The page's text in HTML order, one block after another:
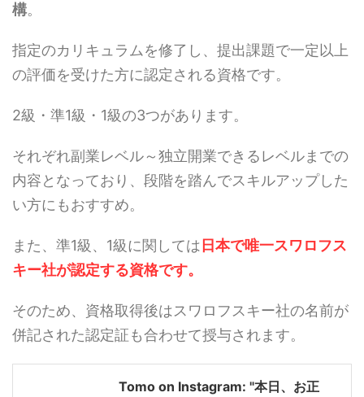
構。
指定のカリキュラムを修了し、提出課題で一定以上
の評価を受けた方に認定される資格です。
2級・準1級・1級の3つがあります。
それぞれ副業レベル～独立開業できるレベルまでの
内容となっており、段階を踏んでスキルアップした
い方にもおすすめ。
また、準1級、1級に関しては 日本で唯一スワロフス
キー社が認定する資格です。
そのため、資格取得後はスワロフスキー社の名前が
併記された認定証も合わせて授与されます。
Tomo on Instagram: "本日、お正